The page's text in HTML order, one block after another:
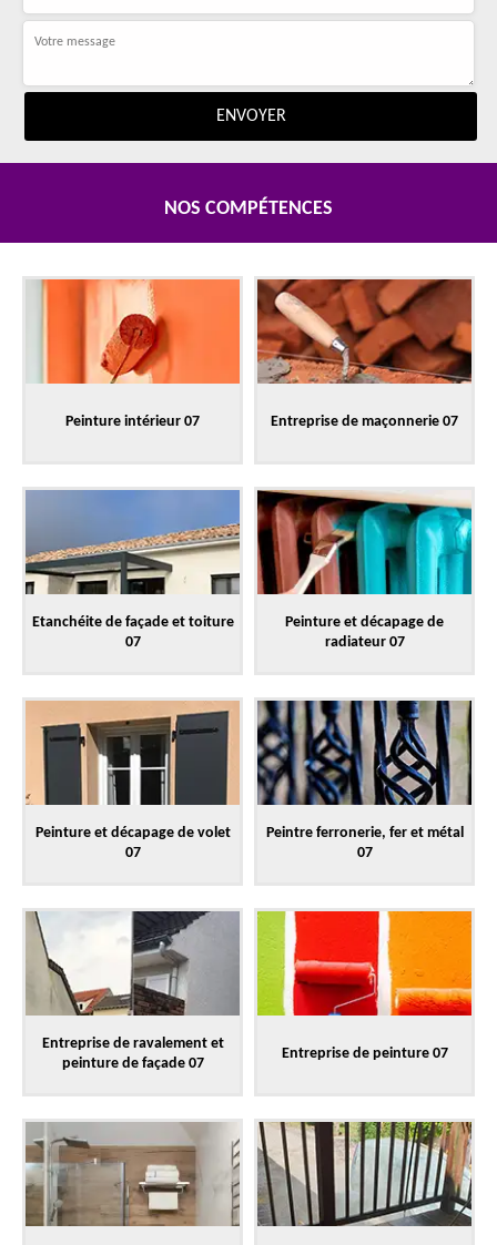
NOS COMPÉTENCES
Peinture intérieur 07 Entreprise de maçonnerie 07
Etanchéite de façade et toiture
07
Peinture et décapage de
radiateur 07
Peinture et décapage de volet
07
Peintre ferronerie, fer et métal
07
Entreprise de ravalement et
peinture de façade 07
Entreprise de peinture 07